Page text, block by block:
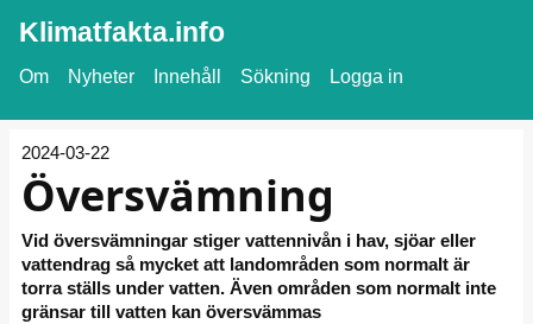
Klimatfakta.info
Om Nyheter Innehåll Sökning Logga in
2024-03-22
Översvämning
Vid översvämningar stiger vattennivån i hav, sjöar eller
vattendrag så mycket att landområden som normalt är
torra ställs under vatten. Även områden som normalt inte
gränsar till vatten kan översvämmas